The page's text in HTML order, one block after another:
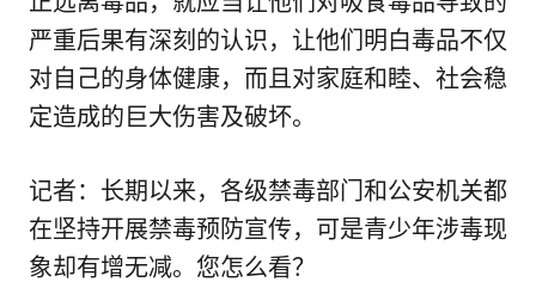
严重后果有深刻的认识，让他们明白毒品不仅
对自己的身体健康，而且对家庭和睦、社会稳
定造成的巨大伤害及破坏。
记者：长期以来，各级禁毒部门和公安机关都
在坚持开展禁毒预防宣传，可是青少年涉毒现
象却有增无减。您怎么看？